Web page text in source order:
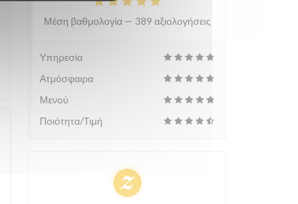
Μέση βαθμολογία — 389 αξιολογήσεις
Υπηρεσία
Ατμόσφαιρα
Μενού
Ποιότητα/Τιμή